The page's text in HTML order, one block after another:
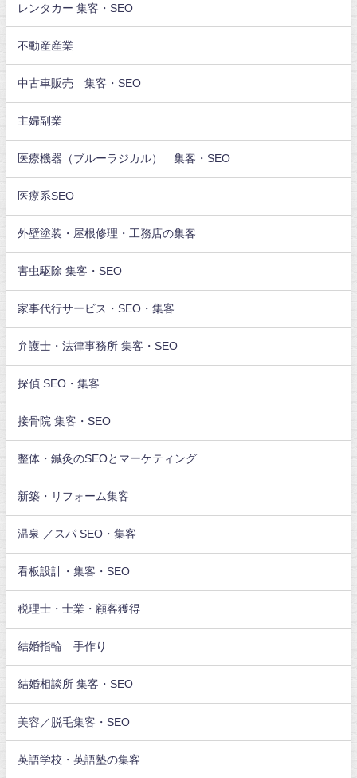
レンタカー 集客・SEO
不動産産業
中古車販売 集客・SEO
主婦副業
医療機器（ブルーラジカル） 集客・SEO
医療系SEO
外壁塗装・屋根修理・工務店の集客
害虫駆除 集客・SEO
家事代行サービス・SEO・集客
弁護士・法律事務所 集客・SEO
探偵 SEO・集客
接骨院 集客・SEO
整体・鍼灸のSEOとマーケティング
新築・リフォーム集客
温泉 ／スパ SEO・集客
看板設計・集客・SEO
税理士・士業・顧客獲得
結婚指輪 手作り
結婚相談所 集客・SEO
美容／脱毛集客・SEO
英語学校・英語塾の集客